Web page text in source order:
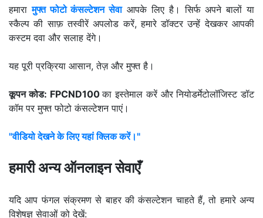
हमारामुफ्त फोटो कंसल्टेशन सेवाआपके लिए है। सिर्फ अपने बालों या
स्कैल्प की साफ़ तस्वीरें अपलोड करें, हमारे डॉक्टर उन्हें देखकर आपकी
कस्टम दवा और सलाह देंगे।
यह पूरी प्रक्रिया आसान, तेज़ और मुफ्त है।
कूपन कोड: FPCND100का इस्तेमाल करें और नियोडर्मेटोलॉजिस्ट डॉट
कॉम पर मुफ्त फोटो कंसल्टेशन पाएं।
"वीडियो देखने के लिए यहां क्लिक करें।"
हमारी अन्य ऑनलाइन सेवाएँ
यदि आप फंगल संक्रमण से बाहर की कंसल्टेशन चाहते हैं, तो हमारे अन्य
विशेषज्ञ सेवाओं को देखें: